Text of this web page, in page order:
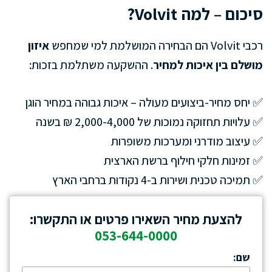
סיכום – למה Volvit?
רכבי Volvit הם הבחירה המושלמת למי שמחפש
איזון
מושלם בין איכות למחיר. ההשקעה משתלמת בזכות:
✅ יחס מחיר-ביצועים מעולה – איכות גבוהה במחיר הוגן
✅ עלויות תחזוקה נמוכות של 2,000-4,000 ₪ בשנה
✅ עיצוב מודרני ומערכות משופרות
✅ זמינות חלקי חילוף ברשת הארצית
✅ תמיכה טכנית ושירות ב-4 נקודות ברחבי הארץ
להצעת מחיר השאירו פרטים או התקשרו:
053-644-0000
שם: